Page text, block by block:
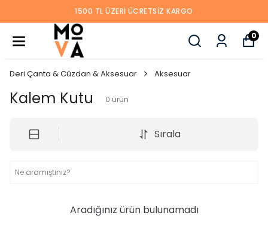
1500 TL ÜZERI ÜCRETSIZ KARGO
0
Deri Çanta & Cüzdan & Aksesuar Aksesuar
Kalem Kutu 0 ürün
Sırala
Aradığınız ürün bulunamadı